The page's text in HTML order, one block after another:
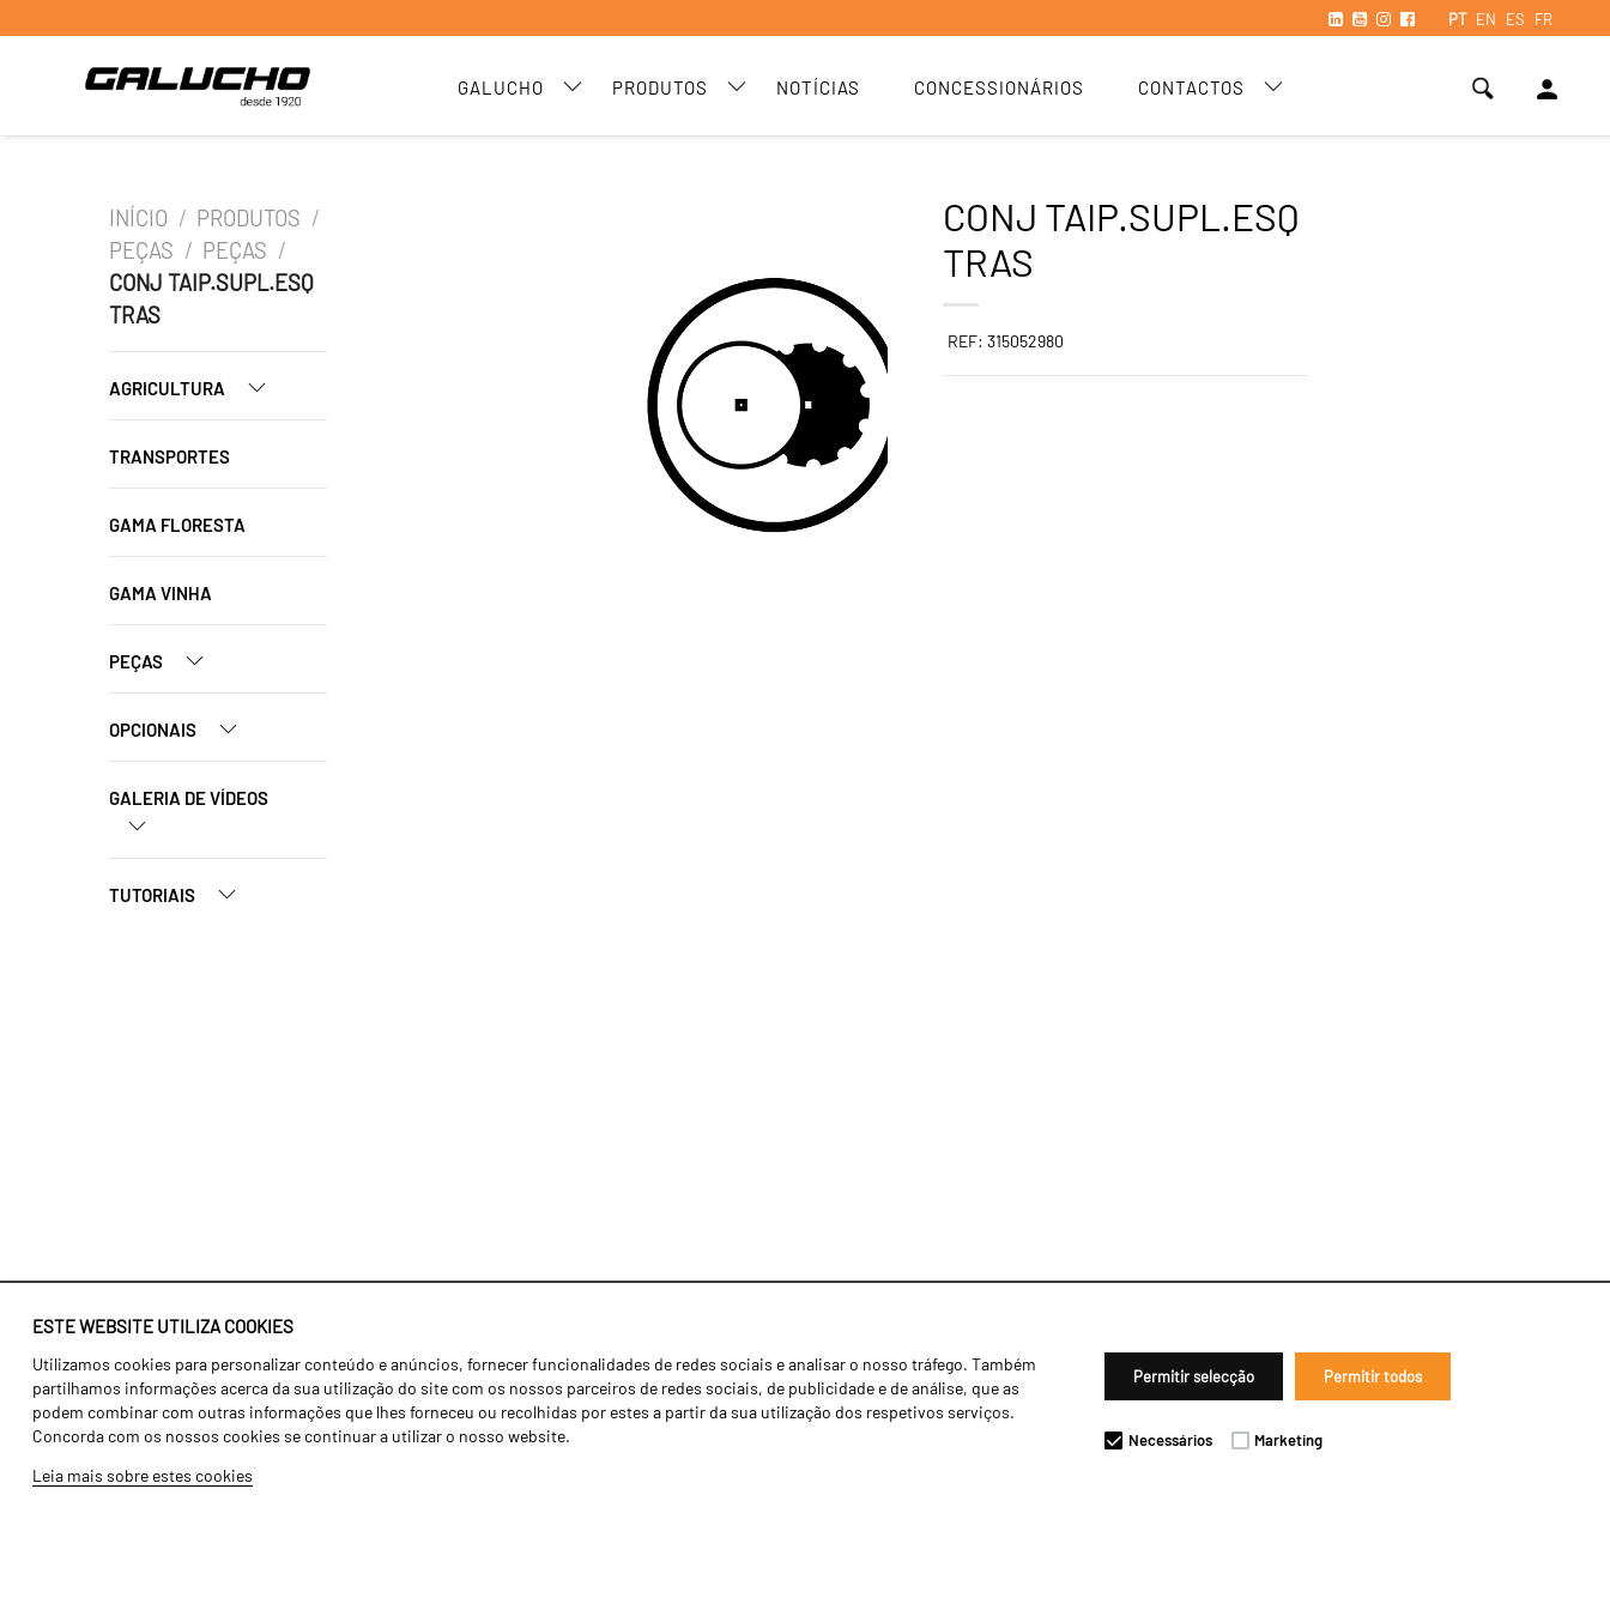
PT EN ES FR
GALUCHO PRODUTOS NOTÍCIAS CONCESSIONÁRIOS CONTACTOS person
ESTE WEBSITE UTILIZA COOKIES
Utilizamos cookies para personalizar conteúdo e anúncios, fornecer funcionalidades de redes sociais e analisar o nosso tráfego. Também
partilhamos informações acerca da sua utilização do site com os nossos parceiros de redes sociais, de publicidade e de análise, que as
podem combinar com outras informações que lhes forneceu ou recolhidas por estes a partir da sua utilização dos respetivos serviços.
Concorda com os nossos cookies se continuar a utilizar o nosso website.
Leia mais sobre estes cookies
Permitir selecção Permitir todos
Necessários Marketing
INÍCIO / PRODUTOS /
PEÇAS / PEÇAS /
CONJ TAIP.SUPL.ESQ
TRAS
AGRICULTURA
TRANSPORTES
GAMA FLORESTA
GAMA VINHA
PEÇAS
OPCIONAIS
GALERIA DE VÍDEOS
TUTORIAIS
CONJ TAIP.SUPL.ESQ
TRAS
REF: 315052980
Identidade
História
Fábrica / Produção
Recursos Humanos
Agricultura
Transportes
Gama Floresta
Notícias
Concessionários